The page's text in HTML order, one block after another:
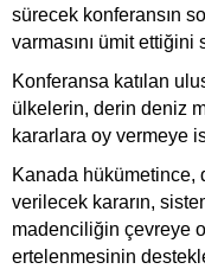
sürecek konferansın
varmasını ümit ettiğini
Konferansa katılan
ülkelerin, derin deniz
kararlara oy vermeye
Kanada hükümetince,
verilecek kararın,
madenciliğin çevreye
ertelenmesinin